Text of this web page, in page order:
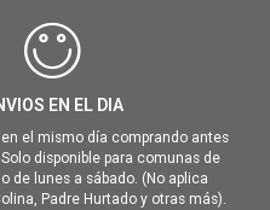
EN EL DIA
el mismo día comprando antes
disponible para comunas de
de lunes a sábado. (No aplica
Padre Hurtado y otras más).